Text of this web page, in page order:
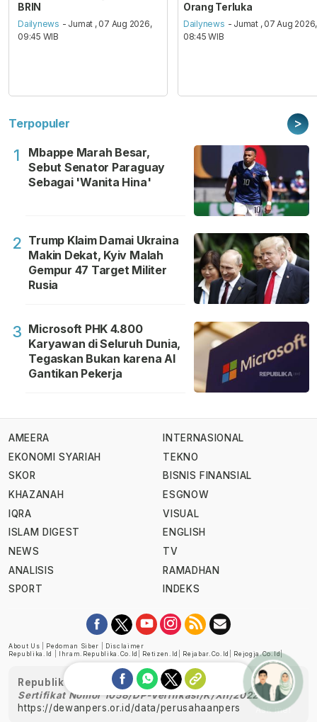
BRIN
Dailynews - Jumat , 07 Aug 2026,
09:45 WIB
Orang Terluka
Dailynews - Jumat , 07 Aug 2026,
08:45 WIB
Terpopuler >
1
Mbappe Marah Besar,
Sebut Senator Paraguay
Sebagai 'Wanita Hina'
2 Trump Klaim Damai Ukraina
Makin Dekat, Kyiv Malah
Gempur 47 Target Militer
Rusia
3 Microsoft PHK 4.800
Karyawan di Seluruh Dunia,
Tegaskan Bukan karena AI
Gantikan Pekerja
AMEERA
EKONOMI SYARIAH
SKOR
KHAZANAH
IQRA
ISLAM DIGEST
NEWS
ANALISIS
SPORT
INTERNASIONAL
TEKNO
BISNIS FINANSIAL
ESGNOW
VISUAL
ENGLISH
TV
RAMADHAN
INDEKS
About Us Pedoman Siber
Disclaimer
Republika.id
Ihram.republika.co.id Retizen.id Rejabar.co.id Rejogja.co.id|
Republika telah diverifikasi oleh Dewan Pers
Sertifikat Nomor 1058/DP-Verifikasi/K/XII/2022
https://dewanpers.or.id/data/perusahaanpers
Ask me!